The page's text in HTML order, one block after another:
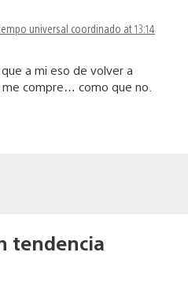
universal coordinado at 13:14
a mi eso de volver a
compre… como que no.
tendencia